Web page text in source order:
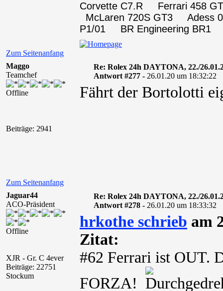
Zum Seitenanfang
Corvette C7.R Ferrari 458
McLaren 720S GT3
P1/01 BR Engineering BR1
Maggo
Teamchef
Offline
Beiträge: 2941
Re: Rolex 24h DAYTONA, 22./
Antwort #277 - 26.01.20 um 18:32:22
Fährt der Bortolotti
Zum Seitenanfang
Jaguar44
ACO-Präsident
Offline
XJR - Gr. C 4ever
Beiträge: 22751
Stockum
Re: Rolex 24h DAYTONA, 22./
Antwort #278 - 26.01.20 um 18:33:32
hrkothe schrieb am
Zitat:
#62 Ferrari ist OUT.
FORZA!